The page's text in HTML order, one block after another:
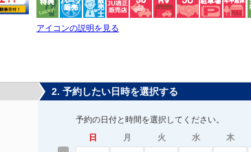
アイコンの説明を見る
2. 予約したい日時を選択する
予約の日付と時間を選択してください。
日
月 火 水 木